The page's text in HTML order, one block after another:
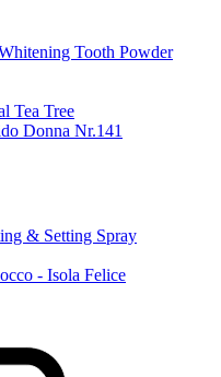
Tooth Powder
Tea Tree
Donna Nr.141
& Setting Spray
- Isola Felice